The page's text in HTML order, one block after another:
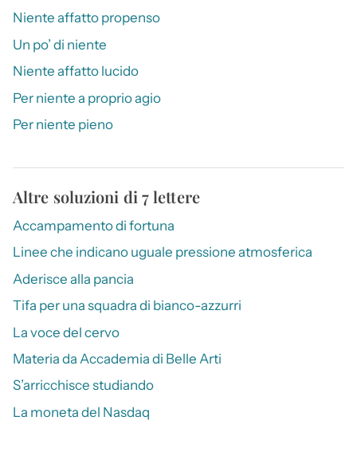
Niente affatto propenso
Un po’ di niente
Niente affatto lucido
Per niente a proprio agio
Per niente pieno
Altre soluzioni di 7 lettere
Accampamento di fortuna
Linee che indicano uguale pressione atmosferica
Aderisce alla pancia
Tifa per una squadra di bianco-azzurri
La voce del cervo
Materia da Accademia di Belle Arti
S’arricchisce studiando
La moneta del Nasdaq